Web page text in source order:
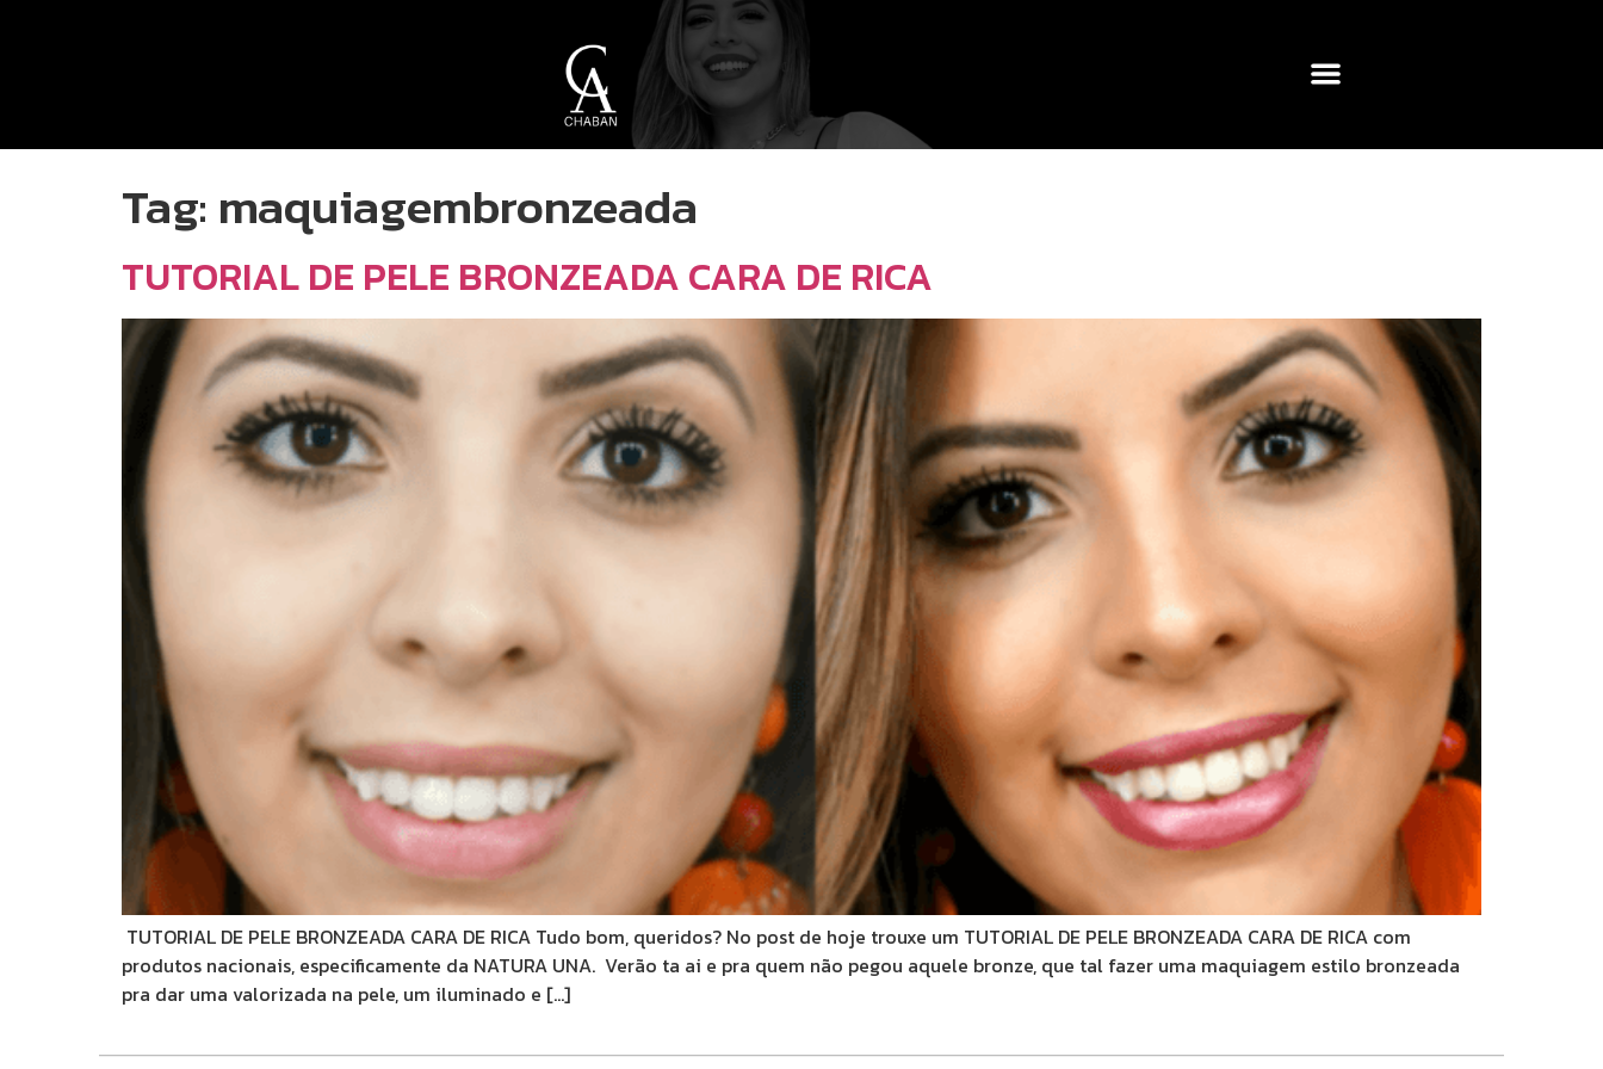
Tag: maquiagembronzeada
TUTORIAL DE PELE BRONZEADA CARA DE RICA
TUTORIAL DE PELE BRONZEADA CARA DE RICA Tudo bom, queridos? No post de hoje trouxe um TUTORIAL DE PELE BRONZEADA CARA DE RICA com
produtos nacionais, especificamente da NATURA UNA. Verão ta ai e pra quem não pegou aquele bronze, que tal fazer uma maquiagem estilo bronzeada
pra dar uma valorizada na pele, um iluminado e […]